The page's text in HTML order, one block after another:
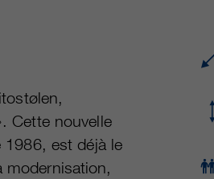
Cette nouvelle
est déjà le
modernisation,
Cookie Opt In
les paramètres de cookie
par l’utilisateur.
2 ans et 6 mois, voire moins.
différents types d’informations
y compris des informations
et non personnelles. Vous
de plus amples informations dans les
sur la protection des données de